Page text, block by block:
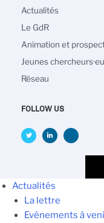
Navigation
principale
Actualités
Le GdR
Animation et
Jeunes
Réseau
FOLLOW US
Actualités
La lettre
Evénements à